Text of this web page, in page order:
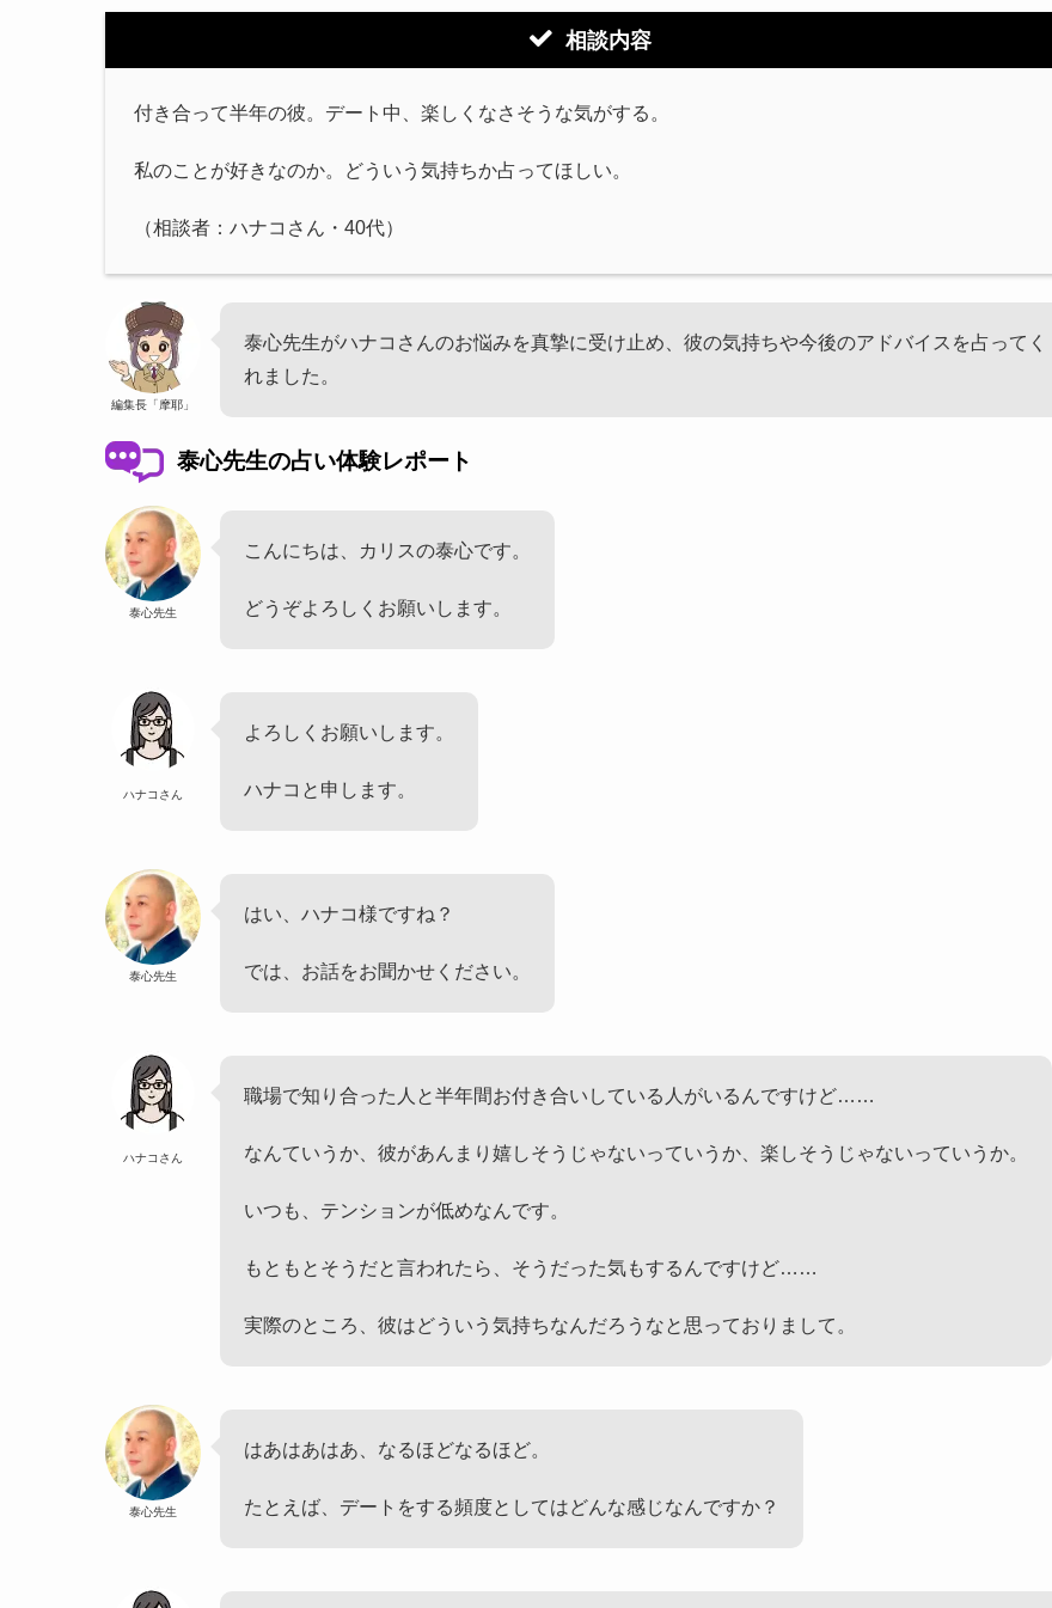
相談内容
付き合って半年の彼。デート中、楽しくなさそうな気がする。
私のことが好きなのか。どういう気持ちか占ってほしい。
（相談者：ハナコさん・40代）
編集長「摩耶」
泰心先生がハナコさんのお悩みを真摯に受け止め、彼の気持ちや今後のアドバイスを占ってく
れました。
泰心先生の占い体験レポート
泰心先生
こんにちは、カリスの泰心です。
どうぞよろしくお願いします。
ハナコさん
よろしくお願いします。
ハナコと申します。
泰心先生
はい、ハナコ様ですね？
では、お話をお聞かせください。
ハナコさん
職場で知り合った人と半年間お付き合いしている人がいるんですけど……
なんていうか、彼があんまり嬉しそうじゃないっていうか、楽しそうじゃないっていうか。
いつも、テンションが低めなんです。
もともとそうだと言われたら、そうだった気もするんですけど……
実際のところ、彼はどういう気持ちなんだろうなと思っておりまして。
泰心先生
はあはあはあ、なるほどなるほど。
たとえば、デートをする頻度としてはどんな感じなんですか？